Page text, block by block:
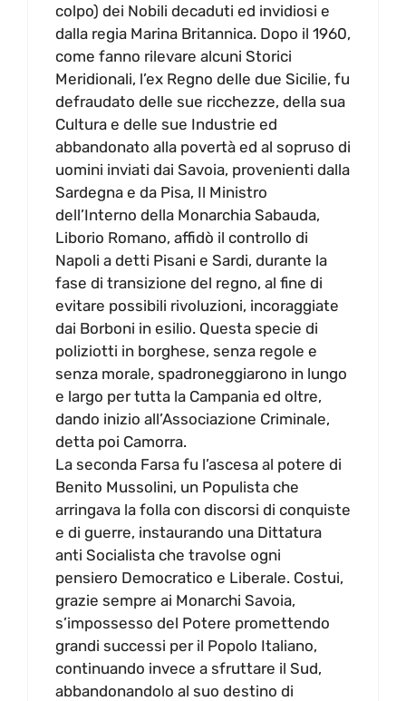
colpo) dei Nobili decaduti ed invidiosi e
dalla regia Marina Britannica. Dopo il 1960,
come fanno rilevare alcuni Storici
Meridionali, l’ex Regno delle due Sicilie, fu
defraudato delle sue ricchezze, della sua
Cultura e delle sue Industrie ed
abbandonato alla povertà ed al sopruso di
uomini inviati dai Savoia, provenienti dalla
Sardegna e da Pisa, Il Ministro
dell’Interno della Monarchia Sabauda,
Liborio Romano, affidò il controllo di
Napoli a detti Pisani e Sardi, durante la
fase di transizione del regno, al fine di
evitare possibili rivoluzioni, incoraggiate
dai Borboni in esilio. Questa specie di
poliziotti in borghese, senza regole e
senza morale, spadroneggiarono in lungo
e largo per tutta la Campania ed oltre,
dando inizio all’Associazione Criminale,
detta poi Camorra.
La seconda Farsa fu l’ascesa al potere di
Benito Mussolini, un Populista che
arringava la folla con discorsi di conquiste
e di guerre, instaurando una Dittatura
anti Socialista che travolse ogni
pensiero Democratico e Liberale. Costui,
grazie sempre ai Monarchi Savoia,
s’impossesso del Potere promettendo
grandi successi per il Popolo Italiano,
continuando invece a sfruttare il Sud,
abbandonandolo al suo destino di